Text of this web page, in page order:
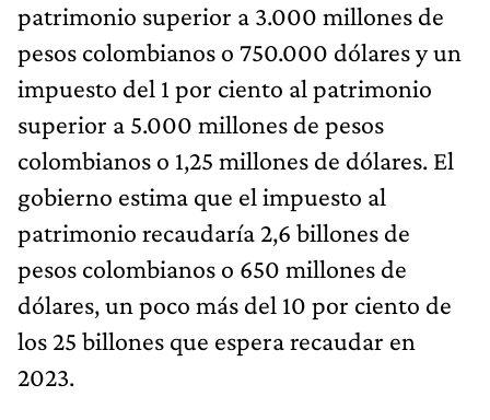
patrimonio superior a 3.000 millones de
pesos colombianos o 750.000 dólares y un
impuesto del 1 por ciento al patrimonio
superior a 5.000 millones de pesos
colombianos o 1,25 millones de dólares. El
gobierno estima que el impuesto al
patrimonio recaudaría 2,6 billones de
pesos colombianos o 650 millones de
dólares, un poco más del 10 por ciento de
los 25 billones que espera recaudar en
2023.